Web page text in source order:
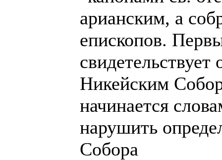
арианским, а
епископов.
свидетельствует
Никейским
начинается
нарушить
Собора